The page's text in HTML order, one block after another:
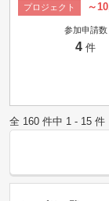
プロジェクト ～
参加申請数
4 件
全 160 件中 1 - 15 件